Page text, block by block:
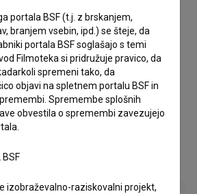
igrani video spot. Nastopata
Starin. Žanrsko je opredeljen kot
Ronja Matijevec Jerman.
portala BSF (t.j. z brskanjem,
branjem vsebin, ipd.) se šteje, da
portala BSF soglašajo s temi
Filmoteka si pridružuje pravico, da
spremeni tako, da
objavi na spletnem portalu BSF in
Spremembe splošnih
obvestila o spremembi zavezujejo
BSF
izobraževalno-raziskovalni projekt,